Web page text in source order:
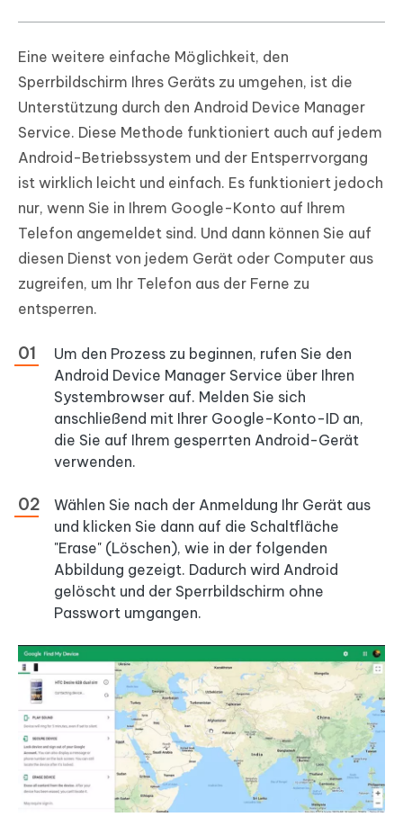
Eine weitere einfache Möglichkeit, den
Sperrbildschirm Ihres Geräts zu umgehen, ist die
Unterstützung durch den Android Device Manager
Service. Diese Methode funktioniert auch auf jedem
Android-Betriebssystem und der Entsperrvorgang
ist wirklich leicht und einfach. Es funktioniert jedoch
nur, wenn Sie in Ihrem Google-Konto auf Ihrem
Telefon angemeldet sind. Und dann können Sie auf
diesen Dienst von jedem Gerät oder Computer aus
zugreifen, um Ihr Telefon aus der Ferne zu
entsperren.
Um den Prozess zu beginnen, rufen Sie den
Android Device Manager Service über Ihren
Systembrowser auf. Melden Sie sich
anschließend mit Ihrer Google-Konto-ID an,
die Sie auf Ihrem gesperrten Android-Gerät
verwenden.
Wählen Sie nach der Anmeldung Ihr Gerät aus
und klicken Sie dann auf die Schaltfläche
"Erase" (Löschen), wie in der folgenden
Abbildung gezeigt. Dadurch wird Android
gelöscht und der Sperrbildschirm ohne
Passwort umgangen.